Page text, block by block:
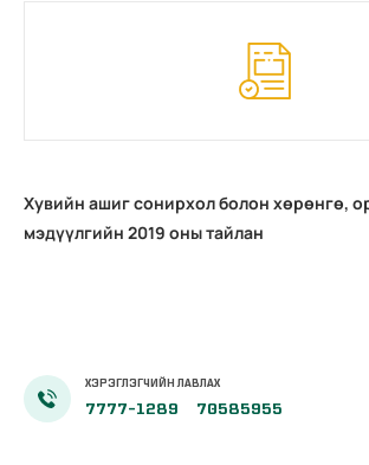
Хувийн ашиг сонирхол болон хөрөнгө,
мэдүүлгийн 2019 оны тайлан
ХЭРЭГЛЭГЧИЙН ЛАВЛАХ
7777-1289 70585955